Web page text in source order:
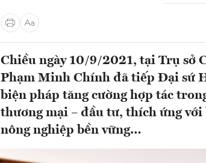
Chiều ngày 10/9/2021, tại Trụ sở
Phạm Minh Chính đã tiếp Đại sứ
biện pháp tăng cường hợp tác
thương mại – đầu tư, thích ứng
nông nghiệp bền vững…